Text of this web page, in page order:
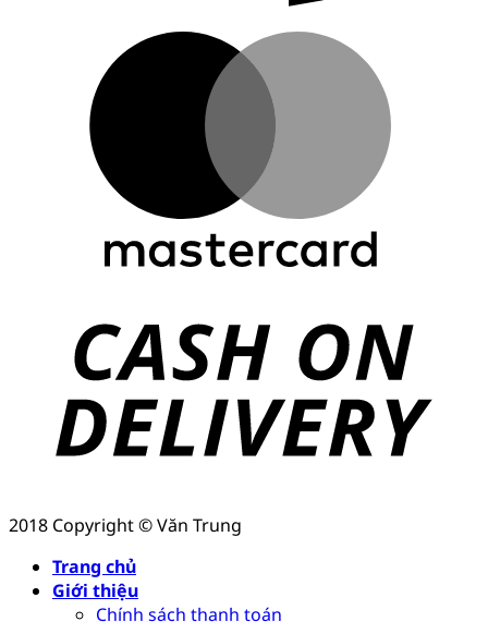
2018 Copyright © Văn Trung
Trang chủ
Giới thiệu
Chính sách thanh toán